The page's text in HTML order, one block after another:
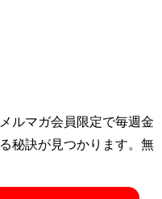
渡米。ヤンキース全盛期
プロ野球、MLB、NFLの
トにて競馬記事を執筆
ルマガ会員限定で毎週金
秘訣が見つかります。無